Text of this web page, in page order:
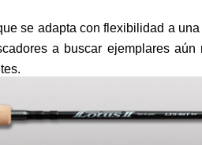
se adapta con flexibilidad a
a buscar ejemplares aún